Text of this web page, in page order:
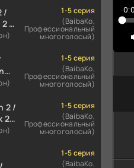
/
/
1-5 серия
(BaibaKo,
Профессиональный
многоголосый)
1-5 серия
(BaibaKo,
Профессиональный
многоголосый)
2 /
2
1-5 серия
(BaibaKo,
Профессиональный
многоголосый)
1-5 серия
(BaibaKo,